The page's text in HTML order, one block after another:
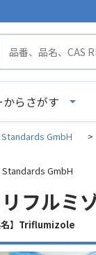
からさがす
Standards GmbH >
Standards GmbH
リフルミ
名】Triflumizole